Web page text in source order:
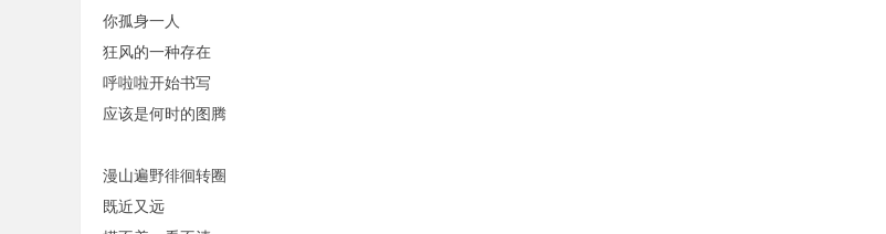
你孤身一人
狂风的一种存在
呼啦啦开始书写
应该是何时的图腾
漫山遍野徘徊转圈
既近又远